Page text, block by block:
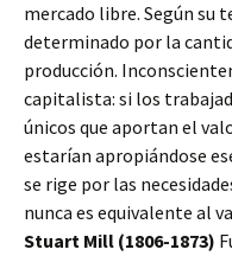
mercado libre. Según su
determinado por la
producción.
capitalista: si los
únicos que aportan el
estarían apropiándose
se rige por las
nunca es equivalente al
Stuart Mill (1806-1873)